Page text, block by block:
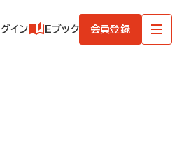
イン Eブック 会員登録